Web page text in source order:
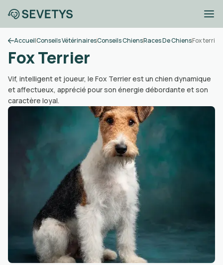
AccueilConseils VétérinairesConseils ChiensRaces De ChiensFox terrier
Fox Terrier
Vif, intelligent et joueur, le Fox Terrier est un chien dynamique
et affectueux, apprécié pour son énergie débordante et son
caractère loyal.